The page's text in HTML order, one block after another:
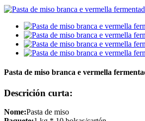
Pasta de miso branca e vermella
Descrición curta:
Nome:Pasta de miso